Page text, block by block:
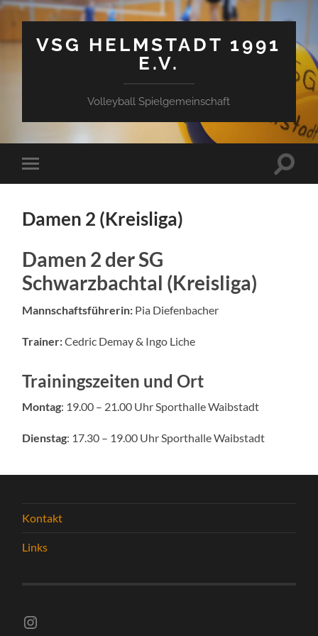
VSG HELMSTADT 1991
E.V.
Volleyball Spielgemeinschaft
Mobile-
Menü
Damen 2 (Kreisliga)
Damen 2 der SG
Schwarzbachtal (Kreisliga)
Mannschaftsführerin: Pia Diefenbacher
Trainer:Cedric Demay & Ingo Liche
Trainingszeiten und Ort
Montag: 19.00 – 21.00 Uhr Sporthalle Waibstadt
Dienstag: 17.30 – 19.00 Uhr Sporthalle Waibstadt
Kontakt
Links
Instagram vsghelmstadt.volleyball